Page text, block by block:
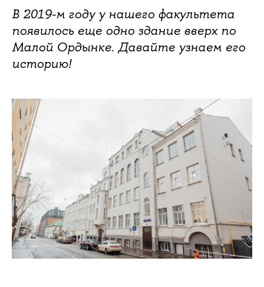
В 2019-м году у нашего факультета
появилось еще одно здание вверх по
Малой Ордынке. Давайте узнаем его
историю!